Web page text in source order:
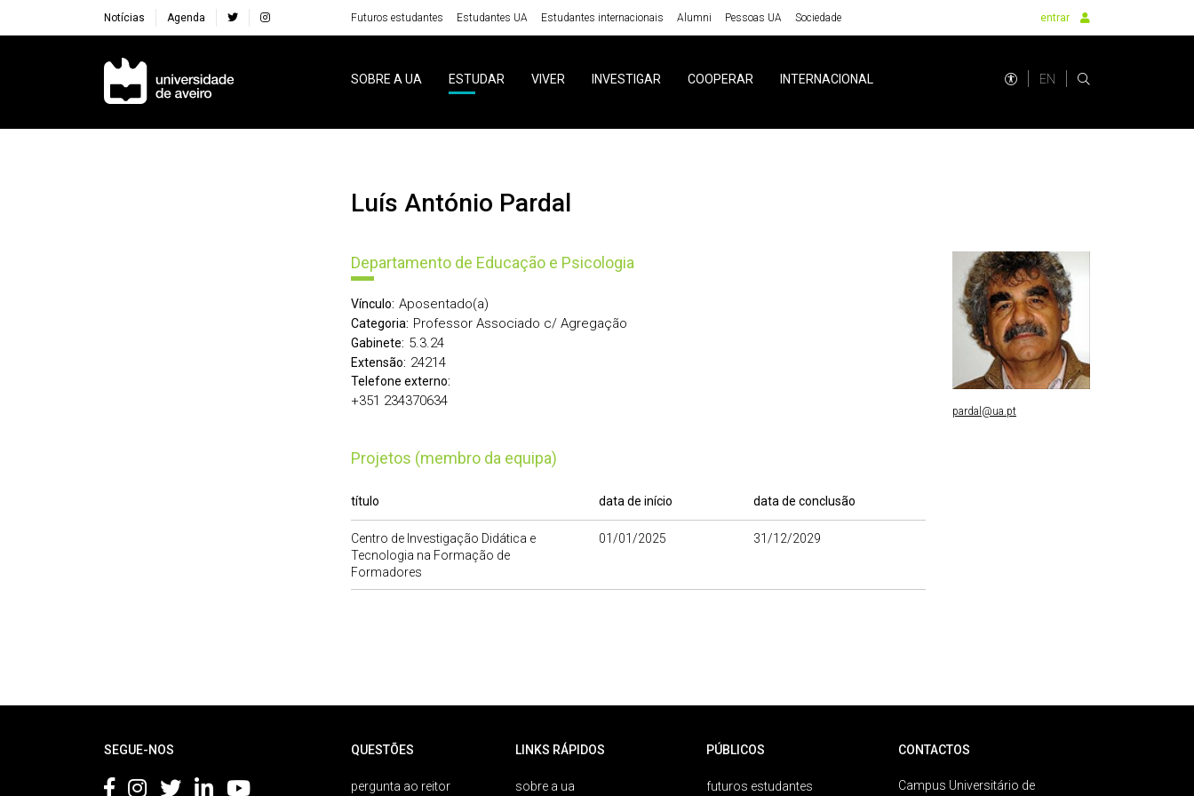
Notícias Agenda Futuros estudantes Estudantes UA Estudantes internacionais Alumni Pessoas UA Sociedade entrar
Navegação Principal
SOBRE A UA ESTUDAR VIVER INVESTIGAR COOPERAR INTERNACIONAL EN
Luís António Pardal
Departamento de Educação e Psicologia
Vínculo: Aposentado(a)
Categoria: Professor Associado c/ Agregação
Gabinete: 5.3.24
Extensão: 24214
Telefone externo:
+351 234370634
Projetos (membro da equipa)
título data de início data de conclusão
Centro de Investigação Didática e
Tecnologia na Formação de
Formadores
01/01/2025 31/12/2029
pardal@ua.pt
SEGUE-NOS QUESTÕES
pergunta ao reitor
LINKS RÁPIDOS
sobre a ua
PÚBLICOS
futuros estudantes
CONTACTOS
Campus Universitário de